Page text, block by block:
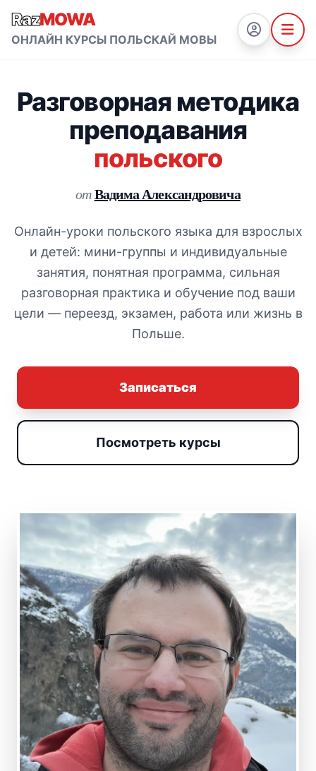
RazMOWA
ОНЛАЙН КУРСЫ ПОЛЬСКАЙ МОВЫ
Разговорная методика
преподавания
польского
отВадима Александровича
Онлайн-уроки польского языка для взрослых
и детей: мини-группы и индивидуальные
занятия, понятная программа, сильная
разговорная практика и обучение под ваши
цели — переезд, экзамен, работа или жизнь в
Польше.
Записаться
Посмотреть курсы